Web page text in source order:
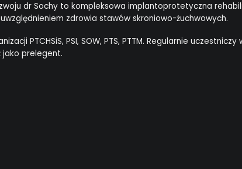
dr Sochy to kompleksowa implantoprotetyczna
zdrowia stawów skroniowo-żuchwowych.
PTCHSiS, PSI, SOW, PTS, PTTM. Regularnie
jako prelegent.